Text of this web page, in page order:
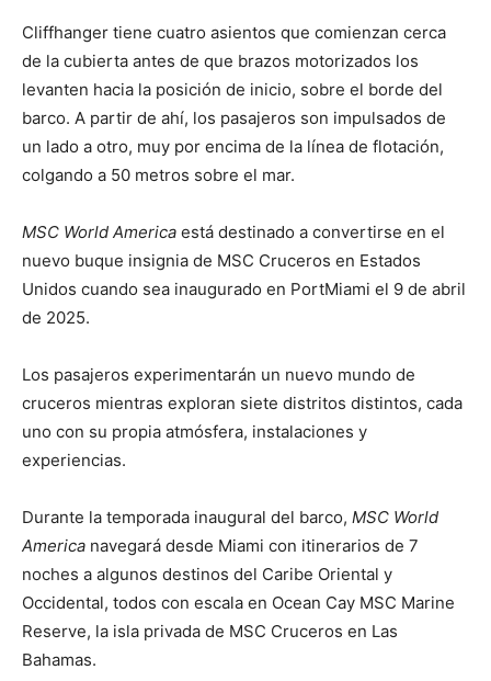
Cliffhanger tiene cuatro asientos que comienzan cerca
de la cubierta antes de que brazos motorizados los
levanten hacia la posición de inicio, sobre el borde del
barco. A partir de ahí, los pasajeros son impulsados de
un lado a otro, muy por encima de la línea de flotación,
colgando a 50 metros sobre el mar.
MSC World America está destinado a convertirse en el
nuevo buque insignia de MSC Cruceros en Estados
Unidos cuando sea inaugurado en PortMiami el 9 de abril
de 2025.
Los pasajeros experimentarán un nuevo mundo de
cruceros mientras exploran siete distritos distintos, cada
uno con su propia atmósfera, instalaciones y
experiencias.
Durante la temporada inaugural del barco, MSC World
America navegará desde Miami con itinerarios de 7
noches a algunos destinos del Caribe Oriental y
Occidental, todos con escala en Ocean Cay MSC Marine
Reserve, la isla privada de MSC Cruceros en Las
Bahamas.